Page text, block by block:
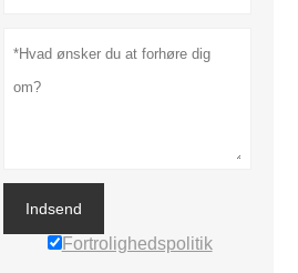
Indsend
Fortrolighedspolitik